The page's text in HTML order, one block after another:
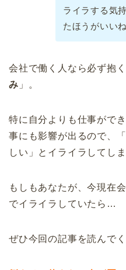
ライラする気
たほうがいいね
会社で働く人なら必ず抱
み 」。
特に自分よりも仕事がで
事にも影響が出るので、
しい」とイライラしてしま
もしもあなたが、今現在
でイライラしていたら…
ぜひ今回の記事を読んでく